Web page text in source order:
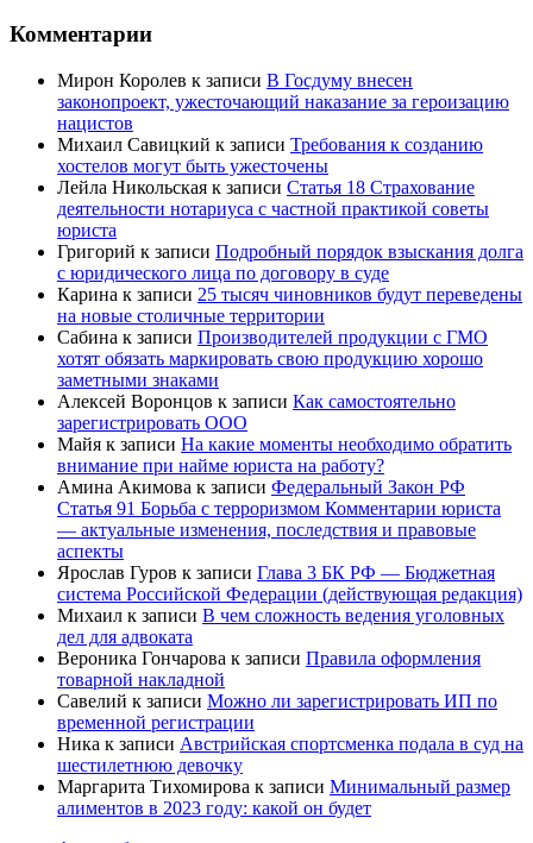
Комментарии
Мирон Королев к записи В Госдуму внесен
законопроект, ужесточающий наказание за героизацию
нацистов
Михаил Савицкий к записи Требования к созданию
хостелов могут быть ужесточены
Лейла Никольская к записи Статья 18 Страхование
деятельности нотариуса с частной практикой советы
юриста
Григорий к записи Подробный порядок взыскания долга
с юридического лица по договору в суде
Карина к записи 25 тысяч чиновников будут переведены
на новые столичные территории
Сабина к записи Производителей продукции с ГМО
хотят обязать маркировать свою продукцию хорошо
заметными знаками
Алексей Воронцов к записи Как самостоятельно
зарегистрировать ООО
Майя к записи На какие моменты необходимо обратить
внимание при найме юриста на работу?
Амина Акимова к записи Федеральный Закон РФ
Статья 91 Борьба с терроризмом Комментарии юриста
— актуальные изменения, последствия и правовые
аспекты
Ярослав Гуров к записи Глава 3 БК РФ — Бюджетная
система Российской Федерации (действующая редакция)
Михаил к записи В чем сложность ведения уголовных
дел для адвоката
Вероника Гончарова к записи Правила оформления
товарной накладной
Савелий к записи Можно ли зарегистрировать ИП по
временной регистрации
Ника к записи Австрийская спортсменка подала в суд на
шестилетнюю девочку
Маргарита Тихомирова к записи Минимальный размер
алиментов в 2023 году: какой он будет